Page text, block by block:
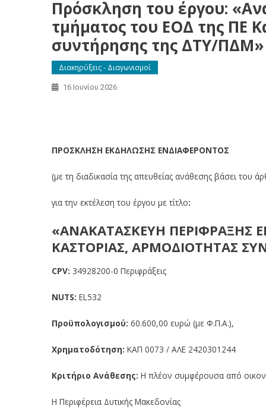
Πρόσκληση του έργου:
τμήματος του ΕΟΔ της ΠΕ
συντήρησης της ΔΤΥ/ΠΔΜ»
Διακηρύξεις - Διαγωνισμοί
16 Ιουνίου 2026
ΠΡΟΣΚΛΗΣΗ ΕΚΔΗΛΩΣΗΣ ΕΝΔΙΑΦΕΡΟΝΤΟΣ
(με τη διαδικασία της απευθείας ανάθεσης βάσει του
για την εκτέλεση του έργου με τίτλο:
«ΑΝΑΚΑΤΑΣΚΕΥΗ ΠΕΡΙΦΡΑΞΗΣ
ΚΑΣΤΟΡΙΑΣ, ΑΡΜΟΔΙΟΤΗΤΑΣ
CPV: 34928200-0 Περιφράξεις
NUTS: EL532
Προϋπολογισμού: 60.600,00 ευρώ (με Φ.Π.Α.),
Χρηματοδότηση: ΚΑΠ 0073 / ΑΛΕ 2420301244
Κριτήριο Ανάθεσης: Η πλέον συμφέρουσα από
Η Περιφέρεια Δυτικής Μακεδονίας